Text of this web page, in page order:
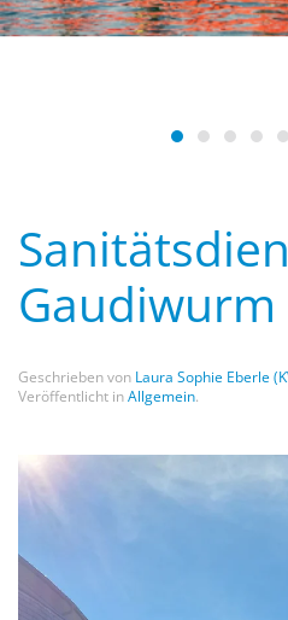
Gaudiwurm
Geschrieben von Laura Sophie Eberle
Veröffentlicht inAllgemein.